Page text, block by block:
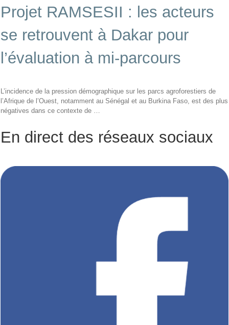
Projet RAMSESII : les acteurs
se retrouvent à Dakar pour
l’évaluation à mi-parcours
L’incidence de la pression démographique sur les parcs agroforestiers de
l’Afrique de l’Ouest, notamment au Sénégal et au Burkina Faso, est des plus
négatives dans ce contexte de …
En direct des réseaux sociaux